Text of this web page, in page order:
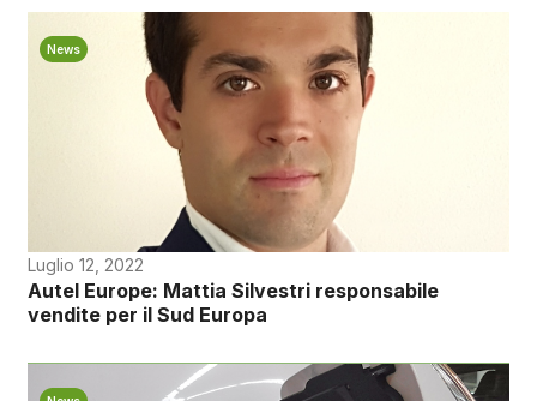
News
Luglio 12, 2022
Autel Europe: Mattia Silvestri responsabile
vendite per il Sud Europa